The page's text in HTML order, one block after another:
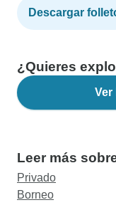
Descargar
¿Quieres
Ver
Leer más
Privado
Borneo